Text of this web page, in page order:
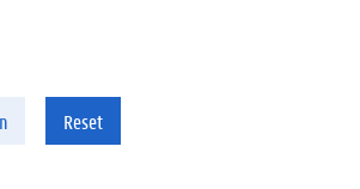
Reset